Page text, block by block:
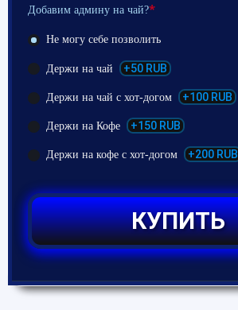
Добавим админу на чай?*
Не могу себе позволить
Держи на чай +50 RUB
Держи на чай с хот-догом +100 RUB
Держи на Кофе +150 RUB
Держи на кофе с хот-догом +200 RUB
КУПИТЬ